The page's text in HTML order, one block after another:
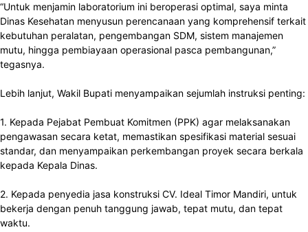
“Untuk menjamin laboratorium ini beroperasi optimal, saya minta
Dinas Kesehatan menyusun perencanaan yang komprehensif terkait
kebutuhan peralatan, pengembangan SDM, sistem manajemen
mutu, hingga pembiayaan operasional pasca pembangunan,”
tegasnya.
Lebih lanjut, Wakil Bupati menyampaikan sejumlah instruksi penting:
1. Kepada Pejabat Pembuat Komitmen (PPK) agar melaksanakan
pengawasan secara ketat, memastikan spesifikasi material sesuai
standar, dan menyampaikan perkembangan proyek secara berkala
kepada Kepala Dinas.
2. Kepada penyedia jasa konstruksi CV. Ideal Timor Mandiri, untuk
bekerja dengan penuh tanggung jawab, tepat mutu, dan tepat
waktu.